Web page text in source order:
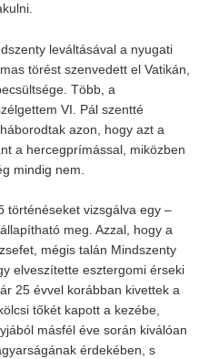
leváltásával a nyugati
törést szenvedett el Vatikán,
Több, a
VI. Pál szentté
azon, hogy azt a
a hercegprímással, miközben
mindig nem.
történéseket vizsgálva egy –
meg. Azzal, hogy a
mégis talán Mindszenty
elveszítette esztergomi érseki
25 évvel korábban kivettek a
tőkét kapott a kezébe,
másfél éve során kiválóan
érdekében, s